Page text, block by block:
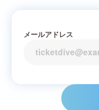
メールアドレス